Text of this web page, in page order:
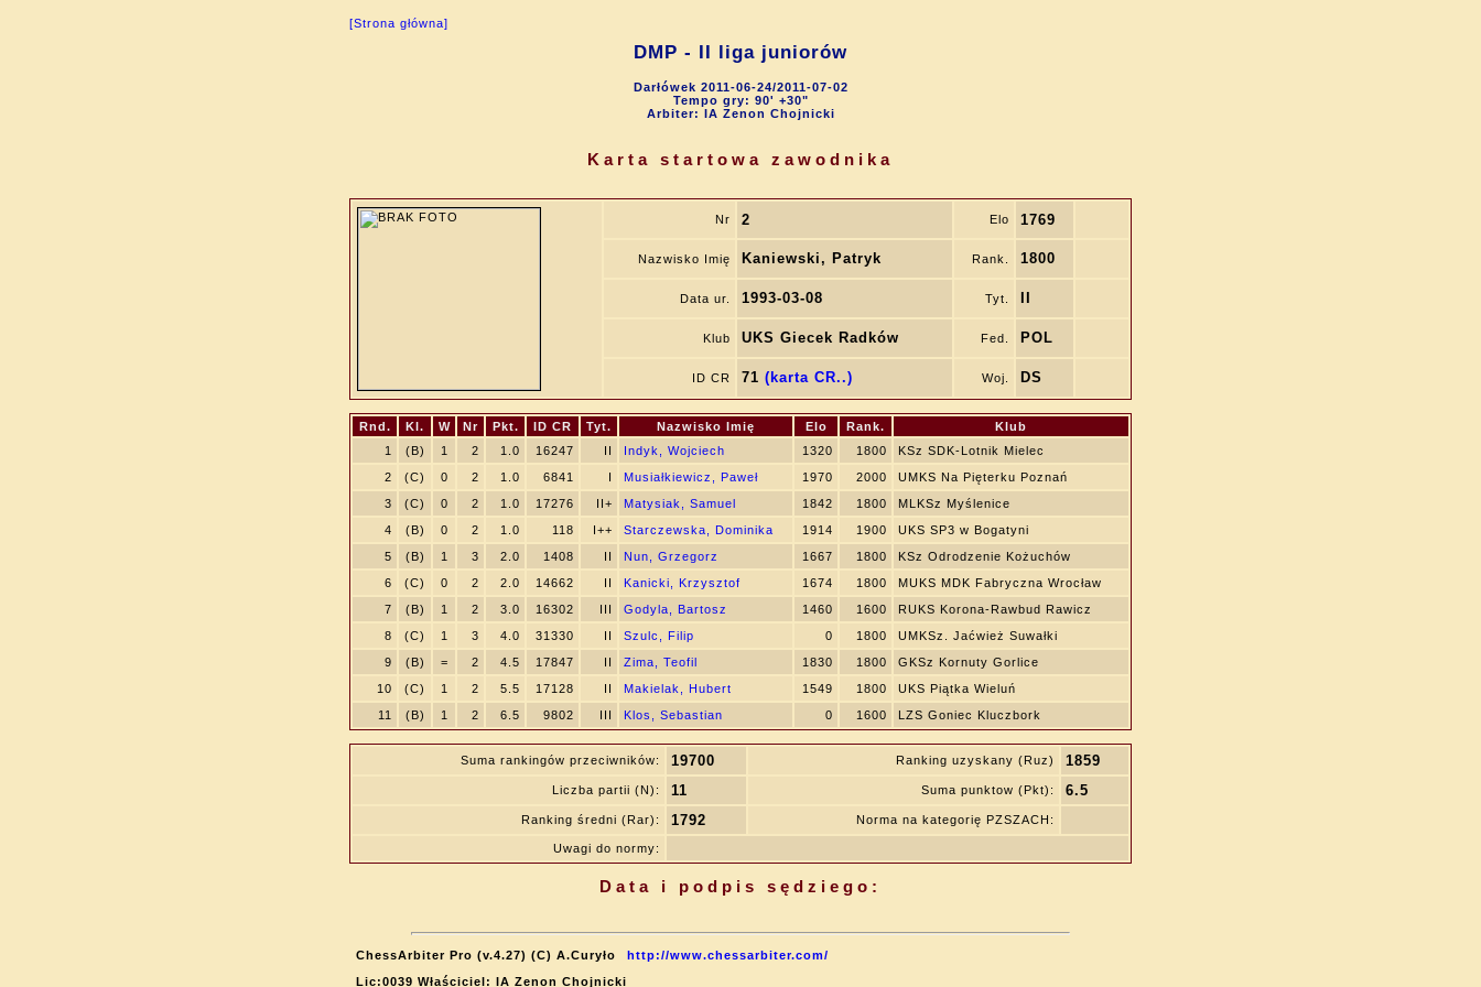
[Strona główna]
DMP - II liga juniorów
Darłówek 2011-06-24/2011-07-02
Tempo gry: 90' +30"
Arbiter: IA Zenon Chojnicki
Karta startowa zawodnika
Nr 2 Elo 1769
Nazwisko Imię Kaniewski, Patryk Rank. 1800
Data ur. 1993-03-08 Tyt.
Klub UKS Giecek Radków Fed. POL
ID CR 71 (karta CR..) Woj. DS
Rnd. Kl. W Nr Pkt. ID CR Tyt. Nazwisko Imię Elo Rank.
Klub
1
(B) 1 2 1.0 16247 II Indyk, Wojciech 1320 1800
KSz SDK-Lotnik Mielec
2
(C) 0 2 1.0 6841 I Musiałkiewicz, Paweł 1970 2000
UMKS Na Pięterku Poznań
3
(C) 0 2 1.0 17276 II+ Matysiak, Samuel 1842 1800
MLKSz Myślenice
4
(B) 0 2 1.0 118 I++ Starczewska, Dominika 1914 1900
UKS SP3 w Bogatyni
5
(B) 1 3 2.0 1408 II Nun, Grzegorz 1667 1800
KSz Odrodzenie Kożuchów
6
(C) 0 2 2.0 14662 II Kanicki, Krzysztof 1674 1800
MUKS MDK Fabryczna Wrocław
7
(B) 1 2 3.0 16302 III Godyla, Bartosz 1460 1600
RUKS Korona-Rawbud Rawicz
8
(C) 1 3 4.0 31330 II Szulc, Filip 0 1800
UMKSz. Jaćwież Suwałki
9
(B) = 2 4.5 17847 II Zima, Teofil 1830 1800
GKSz Kornuty Gorlice
10
(C) 1 2 5.5 17128 II Makielak, Hubert 1549 1800
UKS Piątka Wieluń
11
(B) 1 2 6.5 9802 III Klos, Sebastian 0 1600 LZS Goniec Kluczbork
Suma rankingów przeciwników: 19700 Ranking uzyskany (Ruz) 1859
Liczba partii (N): 11 Suma punktow (Pkt): 6.5
Ranking średni (Rar): 1792 Norma na kategorię PZSZACH:
Uwagi do normy:
Data i podpis sędziego:
ChessArbiter Pro (v.4.27) (C) A.Curyło
http://www.chessarbiter.com/
Lic:0039 Właściciel: IA Zenon Chojnicki